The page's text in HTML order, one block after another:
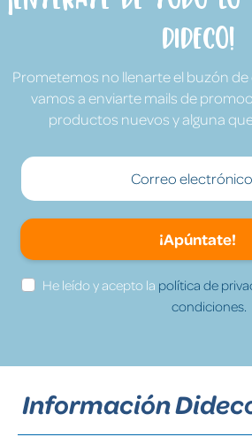
Dideco!
Prometemos no llenarte el buzón de
vamos a enviarte mails de
productos nuevos y alguna
¡Apúntate!
He leído y acepto la política de
condiciones.
Información